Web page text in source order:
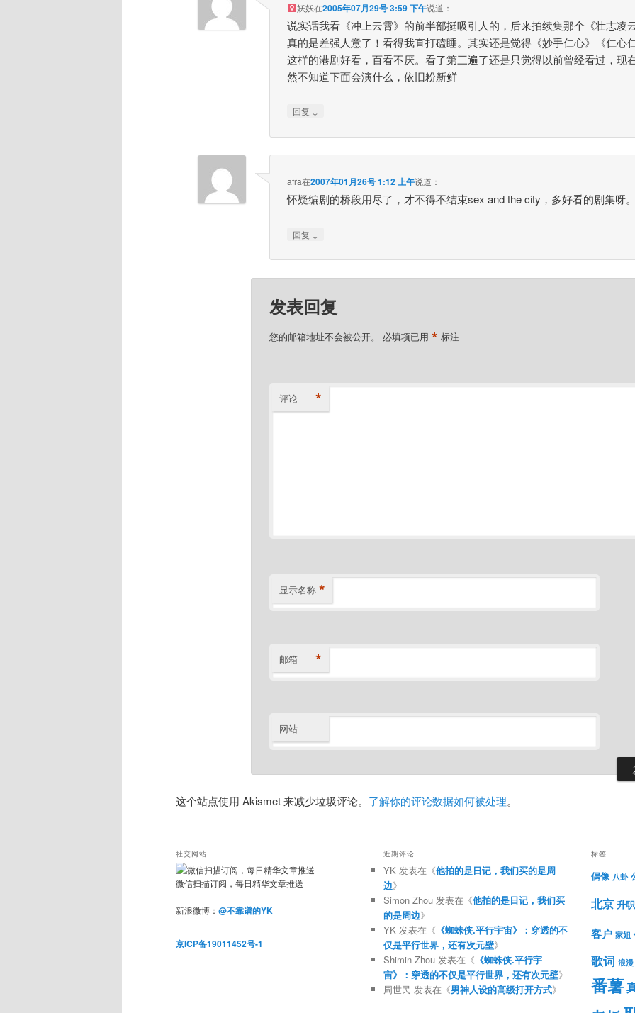
妖妖在2005年07月29号 3:59 下午说道：
说实话我看《冲上云霄》的前半部挺吸引人的，后来拍续集那个《壮志凌
真的是差强人意了！看得我直打磕睡。其实还是觉得《妙手仁心》《仁心
这样的港剧好看，百看不厌。看了第三遍了还是只觉得以前曾经看过，现
然不知道下面会演什么，依旧粉新鲜
回复 ↓
afra在2007年01月26号 1:12 上午说道：
怀疑编剧的桥段用尽了，才不得不结束sex and the city，多好看的剧集呀
回复 ↓
发表回复
您的邮箱地址不会被公开。 必填项已用 * 标注
评论 *
显示名称 *
邮箱 *
网站
这个站点使用 Akismet 来减少垃圾评论。 了解你的评论数据如何被处理。
社交网站
微信扫描订阅，每日精华文章推送
新浪微博： @不靠谱的YK
京ICP备19011452号-1
近期评论
YK发表在《他拍的是日记，我们买的是周
边》
Simon Zhou发表在《他拍的是日记，我们买
的是周边》
YK发表在《 《蜘蛛侠.平行宇宙》：穿透的不
仅是平行世界，还有次元壁》
Shimin Zhou发表在《 《蜘蛛侠.平行宇
宙》：穿透的不仅是平行世界，还有次元壁》
周世民 发表在《男神人设的高级打开方式》
标签
偶像 八卦
北京 升职
客户 家姐
歌词 浪漫
番薯